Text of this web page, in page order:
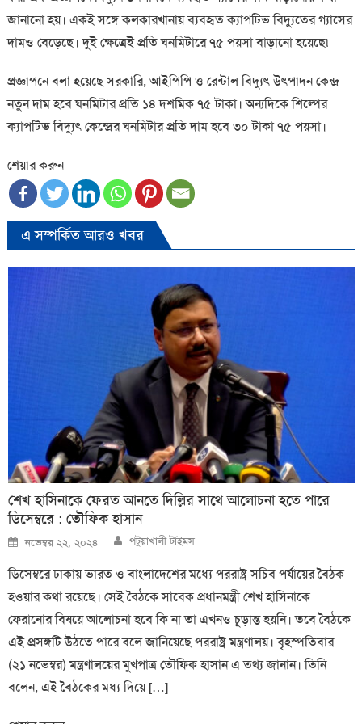
জানানো হয়। একই সঙ্গে কলকারখানায় ব্যবহৃত ক্যাপটিভ বিদ্যুতের গ্যাসের
দামও বেড়েছে। দুই ক্ষেত্রেই প্রতি ঘনমিটারে ৭৫ পয়সা বাড়ানো হয়েছে৷
প্রজ্ঞাপনে বলা হয়েছে সরকারি, আইপিপি ও রেন্টাল বিদ্যুৎ উৎপাদন কেন্দ্র
নতুন দাম হবে ঘনমিটার প্রতি ১৪ দশমিক ৭৫ টাকা। অন্যদিকে শিল্পের
ক্যাপটিভ বিদ্যুৎ কেন্দ্রের ঘনমিটার প্রতি দাম হবে ৩০ টাকা ৭৫ পয়সা।
শেয়ার করুন
এ সম্পর্কিত আরও খবর
শেখ হাসিনাকে ফেরত আনতে দিল্লির সাথে আলোচনা হতে পারে
ডিসেম্বরে : তৌফিক হাসান
Posted
on
নভেম্বর ২২, ২০২৪ Author
পটুয়াখালী টাইমস
ডিসেম্বরে ঢাকায় ভারত ও বাংলাদেশের মধ্যে পররাষ্ট্র সচিব পর্যায়ের বৈঠক
হওয়ার কথা রয়েছে। সেই বৈঠকে সাবেক প্রধানমন্ত্রী শেখ হাসিনাকে
ফেরানোর বিষয়ে আলোচনা হবে কি না তা এখনও চূড়ান্ত হয়নি। তবে বৈঠকে
এই প্রসঙ্গটি উঠতে পারে বলে জানিয়েছে পররাষ্ট্র মন্ত্রণালয়। বৃহস্পতিবার
(২১ নভেম্বর) মন্ত্রণালয়ের মুখপাত্র তৌফিক হাসান এ তথ্য জানান। তিনি
বলেন, এই বৈঠকের মধ্য দিয়ে […]